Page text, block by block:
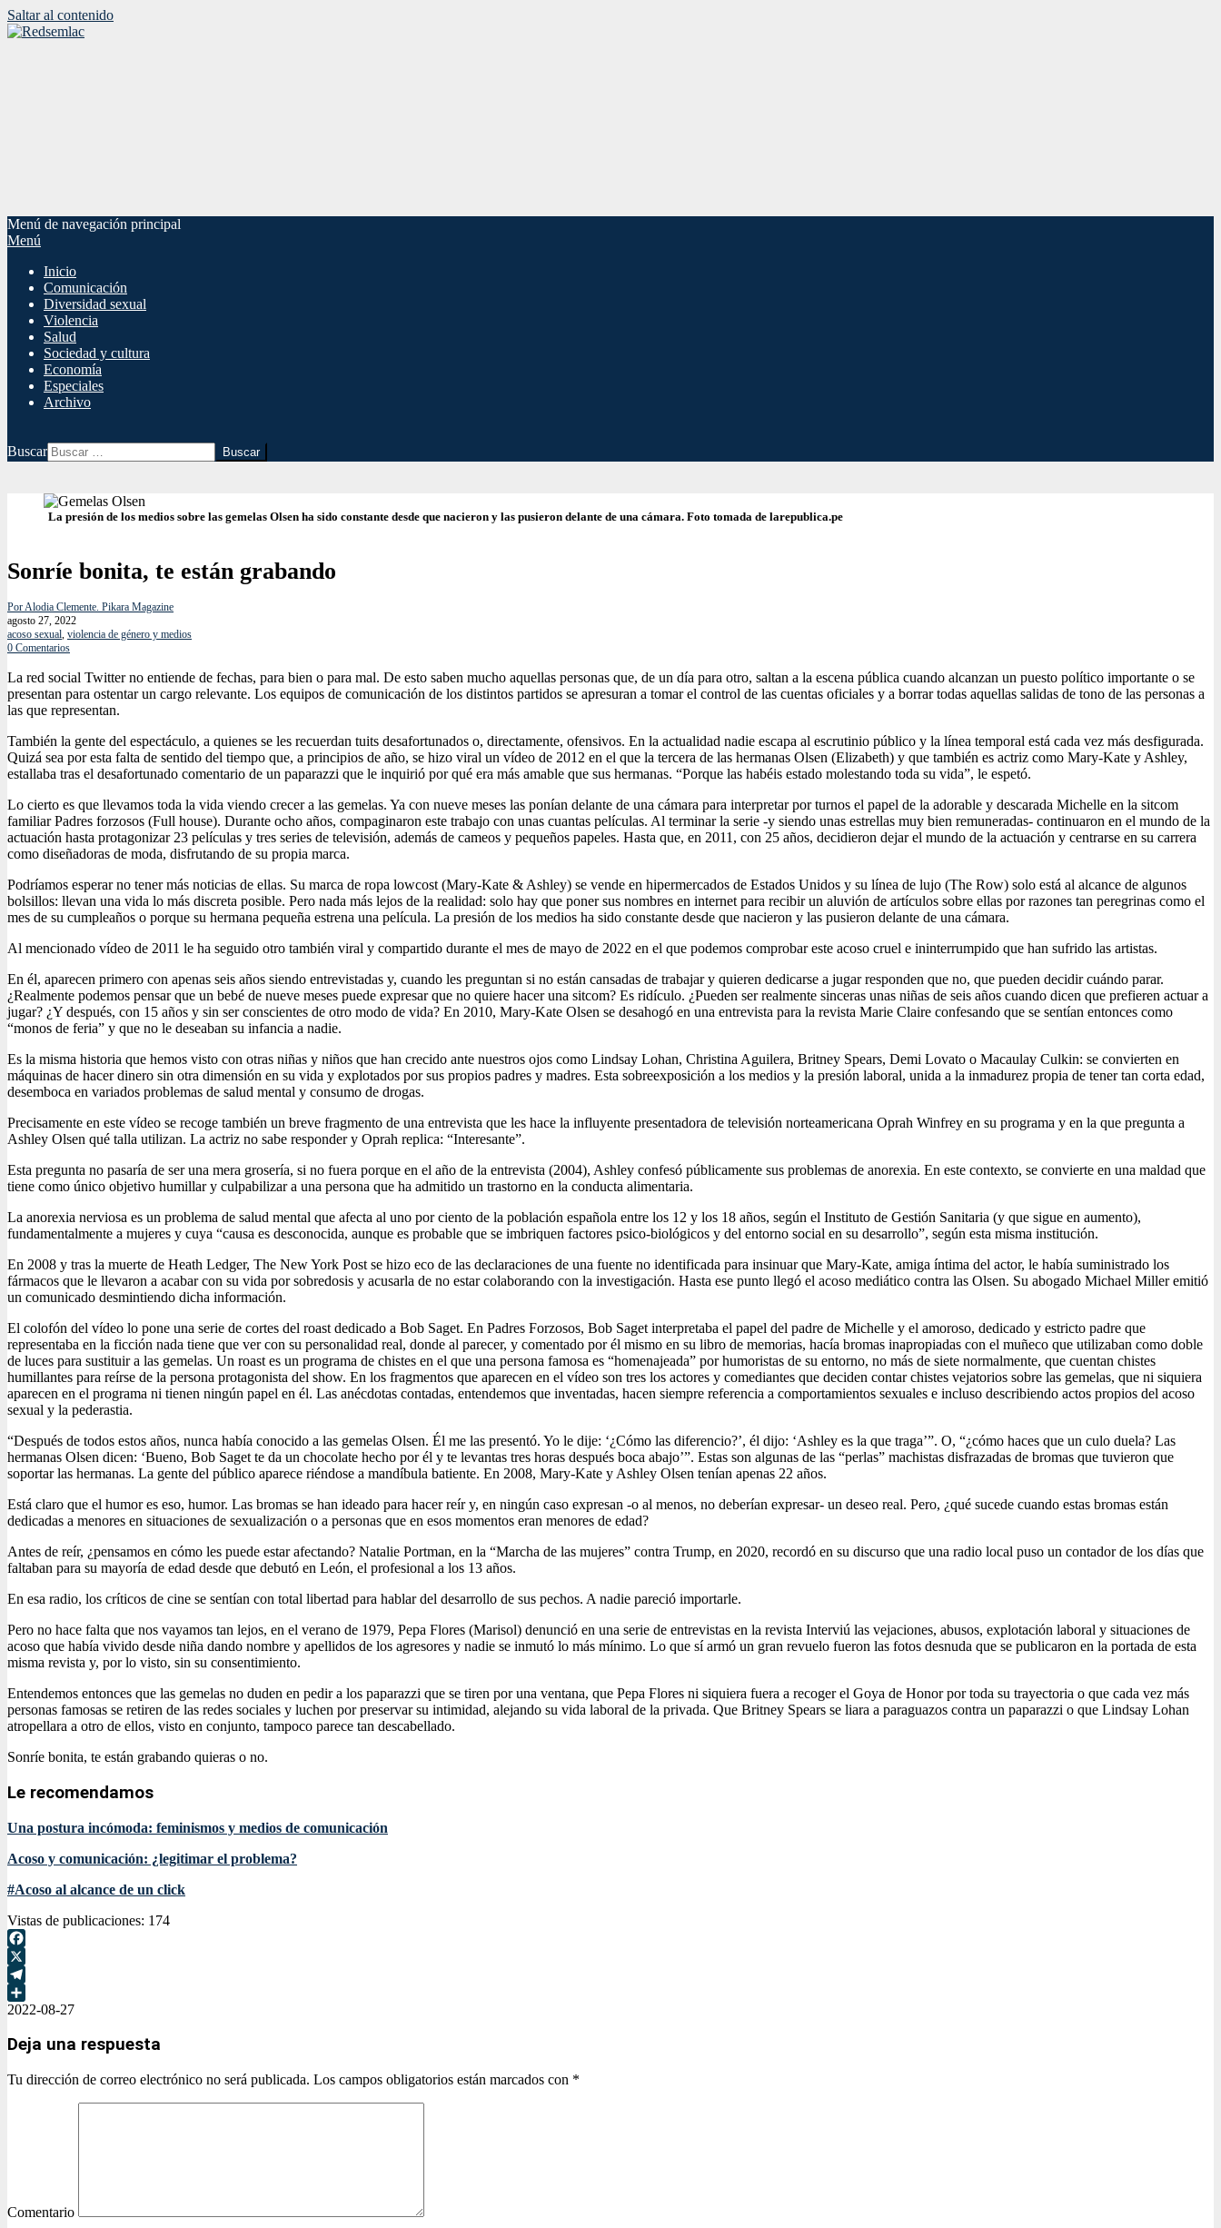
Saltar al contenido
Menú de navegación principal
Menú
Inicio
Comunicación
Diversidad sexual
Violencia
Salud
Sociedad y cultura
Economía
Especiales
Archivo
Buscar
La presión de los medios sobre las gemelas Olsen ha sido constante desde que nacieron y las pusieron delante de una cámara. Foto tomada de larepublica.pe
Sonríe bonita, te están grabando
Por Alodia Clemente. Pikara Magazine
agosto 27, 2022
acoso sexual, violencia de género y medios
0 Comentarios
La red social Twitter no entiende de fechas, para bien o para mal. De esto saben mucho aquellas personas que, de un día para otro, saltan a la escena pública cuando alcanzan un puesto político importante o se
presentan para ostentar un cargo relevante. Los equipos de comunicación de los distintos partidos se apresuran a tomar el control de las cuentas oficiales y a borrar todas aquellas salidas de tono de las personas a
las que representan.
También la gente del espectáculo, a quienes se les recuerdan tuits desafortunados o, directamente, ofensivos. En la actualidad nadie escapa al escrutinio público y la línea temporal está cada vez más desfigurada.
Quizá sea por esta falta de sentido del tiempo que, a principios de año, se hizo viral un vídeo de 2012 en el que la tercera de las hermanas Olsen (Elizabeth) y que también es actriz como Mary-Kate y Ashley,
estallaba tras el desafortunado comentario de un paparazzi que le inquirió por qué era más amable que sus hermanas. “Porque las habéis estado molestando toda su vida”, le espetó.
Lo cierto es que llevamos toda la vida viendo crecer a las gemelas. Ya con nueve meses las ponían delante de una cámara para interpretar por turnos el papel de la adorable y descarada Michelle en la sitcom
familiar Padres forzosos (Full house). Durante ocho años, compaginaron este trabajo con unas cuantas películas. Al terminar la serie -y siendo unas estrellas muy bien remuneradas- continuaron en el mundo de la
actuación hasta protagonizar 23 películas y tres series de televisión, además de cameos y pequeños papeles. Hasta que, en 2011, con 25 años, decidieron dejar el mundo de la actuación y centrarse en su carrera
como diseñadoras de moda, disfrutando de su propia marca.
Podríamos esperar no tener más noticias de ellas. Su marca de ropa lowcost (Mary-Kate & Ashley) se vende en hipermercados de Estados Unidos y su línea de lujo (The Row) solo está al alcance de algunos
bolsillos: llevan una vida lo más discreta posible. Pero nada más lejos de la realidad: solo hay que poner sus nombres en internet para recibir un aluvión de artículos sobre ellas por razones tan peregrinas como el
mes de su cumpleaños o porque su hermana pequeña estrena una película. La presión de los medios ha sido constante desde que nacieron y las pusieron delante de una cámara.
Al mencionado vídeo de 2011 le ha seguido otro también viral y compartido durante el mes de mayo de 2022 en el que podemos comprobar este acoso cruel e ininterrumpido que han sufrido las artistas.
En él, aparecen primero con apenas seis años siendo entrevistadas y, cuando les preguntan si no están cansadas de trabajar y quieren dedicarse a jugar responden que no, que pueden decidir cuándo parar.
¿Realmente podemos pensar que un bebé de nueve meses puede expresar que no quiere hacer una sitcom? Es ridículo. ¿Pueden ser realmente sinceras unas niñas de seis años cuando dicen que prefieren actuar a
jugar? ¿Y después, con 15 años y sin ser conscientes de otro modo de vida? En 2010, Mary-Kate Olsen se desahogó en una entrevista para la revista Marie Claire confesando que se sentían entonces como
“monos de feria” y que no le deseaban su infancia a nadie.
Es la misma historia que hemos visto con otras niñas y niños que han crecido ante nuestros ojos como Lindsay Lohan, Christina Aguilera, Britney Spears, Demi Lovato o Macaulay Culkin: se convierten en
máquinas de hacer dinero sin otra dimensión en su vida y explotados por sus propios padres y madres. Esta sobreexposición a los medios y la presión laboral, unida a la inmadurez propia de tener tan corta edad,
desemboca en variados problemas de salud mental y consumo de drogas.
Precisamente en este vídeo se recoge también un breve fragmento de una entrevista que les hace la influyente presentadora de televisión norteamericana Oprah Winfrey en su programa y en la que pregunta a
Ashley Olsen qué talla utilizan. La actriz no sabe responder y Oprah replica: “Interesante”.
Esta pregunta no pasaría de ser una mera grosería, si no fuera porque en el año de la entrevista (2004), Ashley confesó públicamente sus problemas de anorexia. En este contexto, se convierte en una maldad que
tiene como único objetivo humillar y culpabilizar a una persona que ha admitido un trastorno en la conducta alimentaria.
La anorexia nerviosa es un problema de salud mental que afecta al uno por ciento de la población española entre los 12 y los 18 años, según el Instituto de Gestión Sanitaria (y que sigue en aumento),
fundamentalmente a mujeres y cuya “causa es desconocida, aunque es probable que se imbriquen factores psico-biológicos y del entorno social en su desarrollo”, según esta misma institución.
En 2008 y tras la muerte de Heath Ledger, The New York Post se hizo eco de las declaraciones de una fuente no identificada para insinuar que Mary-Kate, amiga íntima del actor, le había suministrado los
fármacos que le llevaron a acabar con su vida por sobredosis y acusarla de no estar colaborando con la investigación. Hasta ese punto llegó el acoso mediático contra las Olsen. Su abogado Michael Miller emitió
un comunicado desmintiendo dicha información.
El colofón del vídeo lo pone una serie de cortes del roast dedicado a Bob Saget. En Padres Forzosos, Bob Saget interpretaba el papel del padre de Michelle y el amoroso, dedicado y estricto padre que
representaba en la ficción nada tiene que ver con su personalidad real, donde al parecer, y comentado por él mismo en su libro de memorias, hacía bromas inapropiadas con el muñeco que utilizaban como doble
de luces para sustituir a las gemelas. Un roast es un programa de chistes en el que una persona famosa es “homenajeada” por humoristas de su entorno, no más de siete normalmente, que cuentan chistes
humillantes para reírse de la persona protagonista del show. En los fragmentos que aparecen en el vídeo son tres los actores y comediantes que deciden contar chistes vejatorios sobre las gemelas, que ni siquiera
aparecen en el programa ni tienen ningún papel en él. Las anécdotas contadas, entendemos que inventadas, hacen siempre referencia a comportamientos sexuales e incluso describiendo actos propios del acoso
sexual y la pederastia.
“Después de todos estos años, nunca había conocido a las gemelas Olsen. Él me las presentó. Yo le dije: ‘¿Cómo las diferencio?’, él dijo: ‘Ashley es la que traga’”. O, “¿cómo haces que un culo duela? Las
hermanas Olsen dicen: ‘Bueno, Bob Saget te da un chocolate hecho por él y te levantas tres horas después boca abajo’”. Estas son algunas de las “perlas” machistas disfrazadas de bromas que tuvieron que
soportar las hermanas. La gente del público aparece riéndose a mandíbula batiente. En 2008, Mary-Kate y Ashley Olsen tenían apenas 22 años.
Está claro que el humor es eso, humor. Las bromas se han ideado para hacer reír y, en ningún caso expresan -o al menos, no deberían expresar- un deseo real. Pero, ¿qué sucede cuando estas bromas están
dedicadas a menores en situaciones de sexualización o a personas que en esos momentos eran menores de edad?
Antes de reír, ¿pensamos en cómo les puede estar afectando? Natalie Portman, en la “Marcha de las mujeres” contra Trump, en 2020, recordó en su discurso que una radio local puso un contador de los días que
faltaban para su mayoría de edad desde que debutó en León, el profesional a los 13 años.
En esa radio, los críticos de cine se sentían con total libertad para hablar del desarrollo de sus pechos. A nadie pareció importarle.
Pero no hace falta que nos vayamos tan lejos, en el verano de 1979, Pepa Flores (Marisol) denunció en una serie de entrevistas en la revista Interviú las vejaciones, abusos, explotación laboral y situaciones de
acoso que había vivido desde niña dando nombre y apellidos de los agresores y nadie se inmutó lo más mínimo. Lo que sí armó un gran revuelo fueron las fotos desnuda que se publicaron en la portada de esta
misma revista y, por lo visto, sin su consentimiento.
Entendemos entonces que las gemelas no duden en pedir a los paparazzi que se tiren por una ventana, que Pepa Flores ni siquiera fuera a recoger el Goya de Honor por toda su trayectoria o que cada vez más
personas famosas se retiren de las redes sociales y luchen por preservar su intimidad, alejando su vida laboral de la privada. Que Britney Spears se liara a paraguazos contra un paparazzi o que Lindsay Lohan
atropellara a otro de ellos, visto en conjunto, tampoco parece tan descabellado.
Sonríe bonita, te están grabando quieras o no.
Le recomendamos
Una postura incómoda: feminismos y medios de comunicación
Acoso y comunicación: ¿legitimar el problema?
#Acoso al alcance de un click
Vistas de publicaciones: 174
Facebook
X
Telegram
Compartir
2022-08-27
Deja una respuesta
Tu dirección de correo electrónico no será publicada. Los campos obligatorios están marcados con *
Comentario